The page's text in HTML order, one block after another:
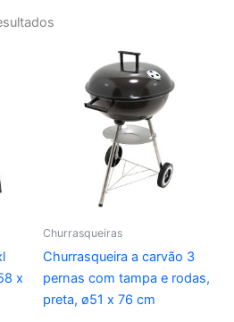
x
Churrasqueiras
Churrasqueira a carvão 3
pernas com tampa e rodas,
preta, ø51 x 76 cm